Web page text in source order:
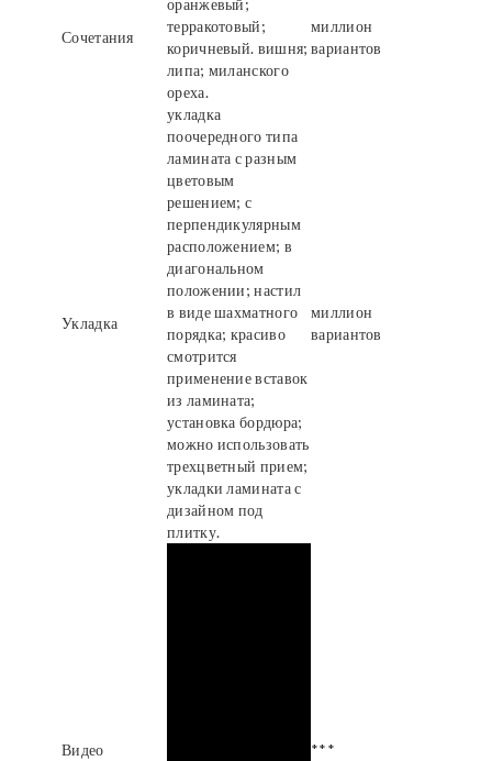
Сочетания
оранжевый;
терракотовый;
коричневый. вишня;
липа; миланского
ореха.
миллион
вариантов
Укладка
укладка
поочередного типа
ламината с разным
цветовым
решением; с
перпендикулярным
расположением; в
диагональном
положении; настил
в виде шахматного
порядка; красиво
смотрится
применение вставок
из ламината;
установка бордюра;
можно использовать
трехцветный прием;
укладки ламината с
дизайном под
плитку.
миллион
вариантов
Видео ***